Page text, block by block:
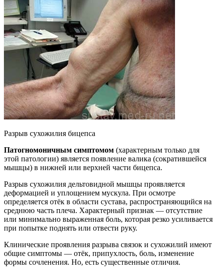
Разрыв сухожилия бицепса
Патогномоничным симптомом (характерным только для
этой патологии) является появление валика (сократившейся
мышцы) в нижней или верхней части бицепса.
Разрыв сухожилия дельтовидной мышцы проявляется
деформацией и уплощением мускула. При осмотре
определяется отёк в области сустава, распространяющийся на
среднюю часть плеча. Характерный признак — отсутствие
или минимально выраженная боль, которая резко усиливается
при попытке поднять или отвести руку.
Клинические проявления разрыва связок и сухожилий имеют
общие симптомы — отёк, припухлость, боль, изменение
формы сочленения. Но, есть существенные отличия.